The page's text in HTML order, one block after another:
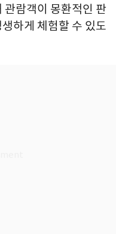
관람객이 몽환적인 판
하게 체험할 수 있도